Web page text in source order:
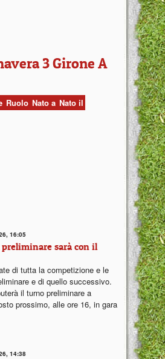
3 Girone A
Ruolo Nato a Nato il
16:05
sarà con il
di tutta la competizione e le
e di quello successivo.
il turno preliminare a
prossimo, alle ore 16, in gara
14:38